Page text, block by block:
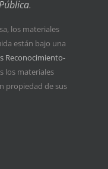
.
los materiales
están bajo una
Reconocimiento-
los materiales
propiedad de sus